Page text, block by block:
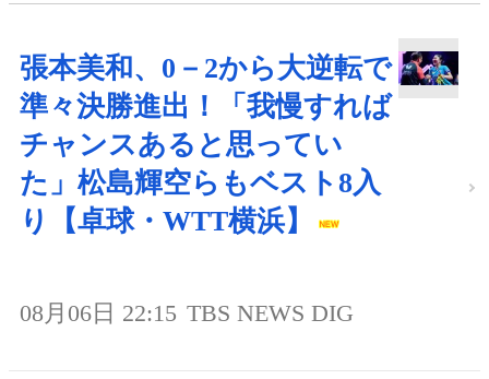
張本美和、0－2から大逆転で
準々決勝進出！「我慢すれば
チャンスあると思ってい
た」松島輝空らもベスト8入
り【卓球・WTT横浜】
08月06日 22:15 TBS NEWS DIG